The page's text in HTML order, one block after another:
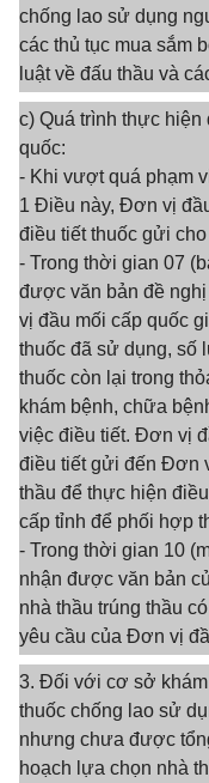
chống lao sử dụng
các thủ tục mua sắm
luật về đấu thầu và
c) Quá trình thực hiện
quốc:
- Khi vượt quá phạm
1 Điều này, Đơn vị
điều tiết thuốc gửi
- Trong thời gian 07
được văn bản đề
vị đầu mối cấp quốc
thuốc đã sử dụng, số
thuốc còn lại trong
khám bệnh, chữa
việc điều tiết. Đơn vị
điều tiết gửi đến Đơn
thầu để thực hiện
cấp tỉnh để phối hợp
- Trong thời gian 10
nhận được văn bản
nhà thầu trúng thầu
yêu cầu của Đơn vị
3. Đối với cơ sở
thuốc chống lao sử
nhưng chưa được
hoạch lựa chọn nhà